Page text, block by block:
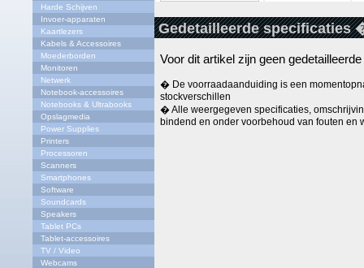
Harde Schijven
Invoer-apparaten
Kaartlezers
Kabels & Accessoires
Moederborden
Monitoren
Netwerk
Notebook-accessoires
Notebooks & Ultrabooks
Opslagmedia
Power Supplies
Printers
Processoren
Scanners
Smartphones
Software
Soundcards
Speakers
Tablet PCs
Tablet-accessoires
TV / Video
Webcams
Gedetailleerde specificaties
Voor dit artikel zijn geen
� De voorraadaanduiding is een
stockverschillen
� Alle weergegeven specificaties,
bindend en onder voorbehoud van fouten en